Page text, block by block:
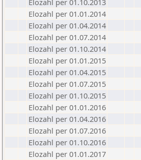
Elozahl per 01.10.2013
Elozahl per 01.01.2014
Elozahl per 01.04.2014
Elozahl per 01.07.2014
Elozahl per 01.10.2014
Elozahl per 01.01.2015
Elozahl per 01.04.2015
Elozahl per 01.07.2015
Elozahl per 01.10.2015
Elozahl per 01.01.2016
Elozahl per 01.04.2016
Elozahl per 01.07.2016
Elozahl per 01.10.2016
Elozahl per 01.01.2017